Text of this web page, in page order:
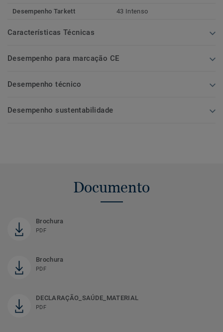
Desempenho Tarkett 43 Intenso
Características Técnicas
Desempenho para marcação CE
Desempenho técnico
Desempenho sustentabilidade
Documento
Brochura
PDF
Brochura
PDF
DECLARAÇÃO_SAÚDE_MATERIAL
PDF